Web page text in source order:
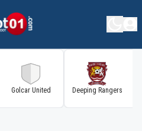
Golcar United Deeping Rangers